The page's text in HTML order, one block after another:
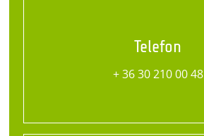
Telefon
+ 36 30 210 00 48